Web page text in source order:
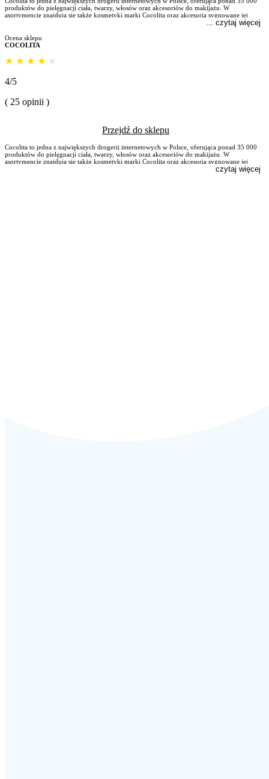
produktów do pielęgnacji ciała, twarzy, włosów oraz akcesoriów do makijażu. W
asortymencie znajdują się także kosmetyki marki Cocolita oraz akcesoria sygnowane jej
... czytaj więcej
Ocena sklepu
COCOLITA
★ ★ ★ ★ ★
4/5
( 25 opinii )
Przejdź do sklepu
Cocolita to jedna z największych drogerii internetowych w Polsce, oferująca ponad 35 000
produktów do pielęgnacji ciała, twarzy, włosów oraz akcesoriów do makijażu. W
asortymencie znajdują się także kosmetyki marki Cocolita oraz akcesoria sygnowane jej
czytaj więcej